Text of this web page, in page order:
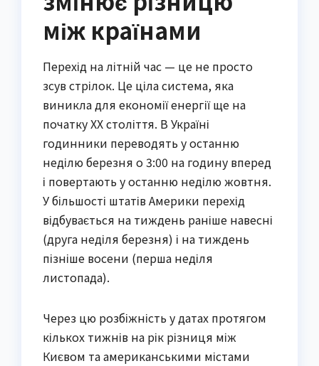
між країнами
Перехід на літній час — це не просто
зсув стрілок. Це ціла система, яка
виникла для економії енергії ще на
початку XX століття. В Україні
годинники переводять у останню
неділю березня о 3:00 на годину вперед
і повертають у останню неділю жовтня.
У більшості штатів Америки перехід
відбувається на тиждень раніше навесні
(друга неділя березня) і на тиждень
пізніше восени (перша неділя
листопада).
Через цю розбіжність у датах протягом
кількох тижнів на рік різниця між
Києвом та американськими містами